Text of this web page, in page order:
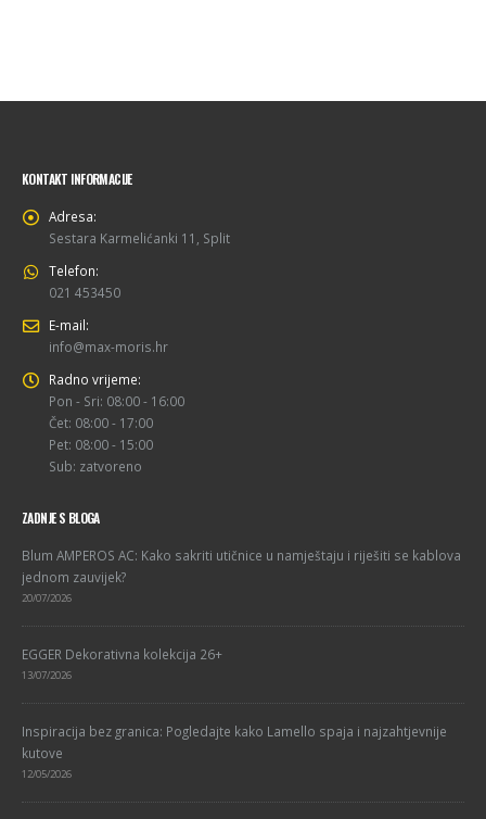
KONTAKT INFORMACIJE
Adresa:
Sestara Karmelićanki 11, Split
Telefon:
021 453450
E-mail:
info@max-moris.hr
Radno vrijeme:
Pon - Sri: 08:00 - 16:00
Čet: 08:00 - 17:00
Pet: 08:00 - 15:00
Sub: zatvoreno
ZADNJE S BLOGA
Blum AMPEROS AC: Kako sakriti utičnice u namještaju i riješiti se kablova
jednom zauvijek?
20/07/2026
EGGER Dekorativna kolekcija 26+
13/07/2026
Inspiracija bez granica: Pogledajte kako Lamello spaja i najzahtjevnije
kutove
12/05/2026